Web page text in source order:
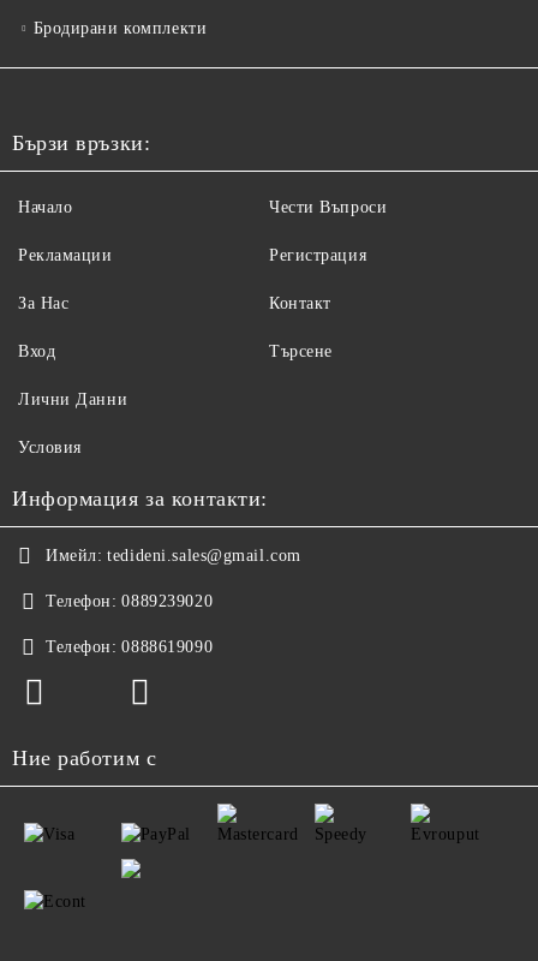
Бродирани комплекти
Бързи връзки:
Начало
Рекламации
За Нас
Вход
Чести Въпроси
Регистрация
Контакт
Търсене
Лични Данни
Условия
Информация за контакти:
Имейл: tedideni.sales@gmail.com
Телефон: 0889239020
Телефон: 0888619090
Ние работим с